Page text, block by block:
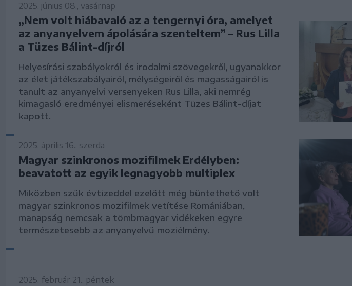
2025. június 08., vasárnap
„Nem volt hiábavaló az a tengernyi óra, amelyet
az anyanyelvem ápolására szenteltem” – Rus Lilla
a Tüzes Bálint-díjról
Helyesírási szabályokról és irodalmi szövegekről, ugyanakkor
az élet játékszabályairól, mélységeiről és magasságairól is
tanult az anyanyelvi versenyeken Rus Lilla, aki nemrég
kimagasló eredményei elismeréseként Tüzes Bálint-díjat
kapott.
2025. április 16., szerda
Magyar szinkronos mozifilmek Erdélyben:
beavatott az egyik legnagyobb multiplex
Miközben szűk évtizeddel ezelőtt még büntethető volt
magyar szinkronos mozifilmek vetítése Romániában,
manapság nemcsak a tömbmagyar vidékeken egyre
természetesebb az anyanyelvű moziélmény.
2025. február 21., péntek